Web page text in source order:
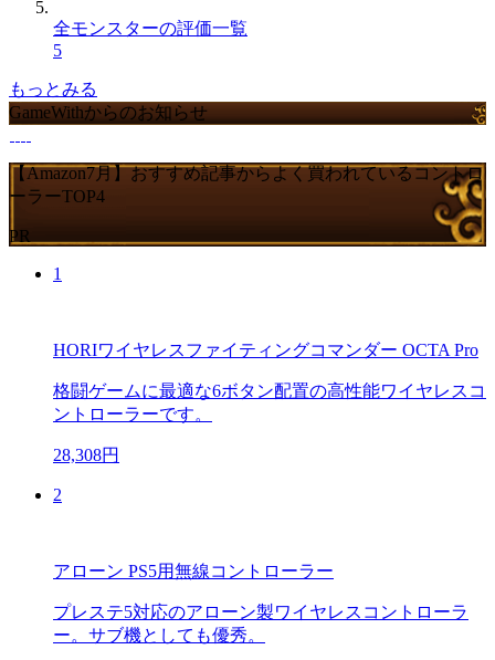
全モンスターの評価一覧
5
もっとみる
GameWithからのお知らせ
【Amazon7月】おすすめ記事からよく買われているコントロ
ーラーTOP4
PR
1
HORIワイヤレスファイティングコマンダー OCTA Pro
格闘ゲームに最適な6ボタン配置の高性能ワイヤレスコ
ントローラーです。
28,308円
2
アローン PS5用無線コントローラー
プレステ5対応のアローン製ワイヤレスコントローラ
ー。サブ機としても優秀。